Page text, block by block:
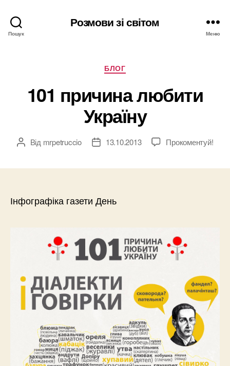
Пошук
Розмови зі світом
Меню
Категорії
БЛОГ
101 причина любити
Україну
Автор
Від mrpetruccio
Дата13.10.2013 Прокоментуй!
Інфографіка газети День